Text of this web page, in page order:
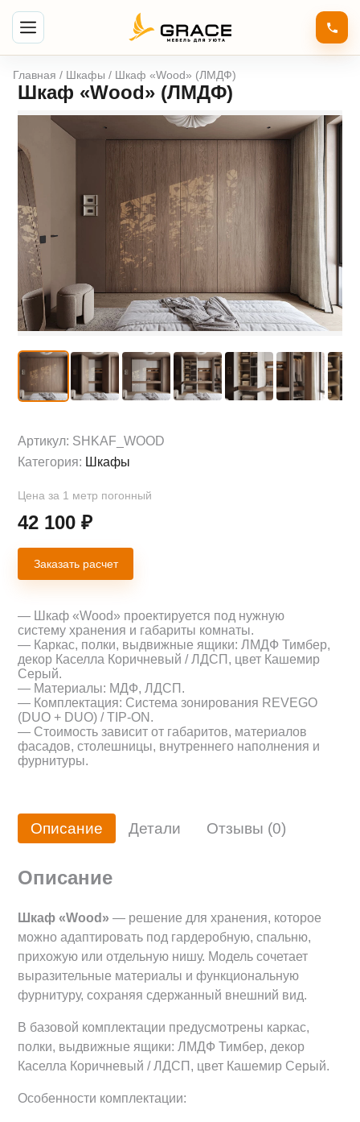
Главная / Шкафы / Шкаф «Wood» (ЛМДФ)
Шкаф «Wood» (ЛМДФ)
Артикул: SHKAF_WOOD
Категория: Шкафы
Цена за 1 метр погонный
42 100₽
Заказать расчет
— Шкаф «Wood» проектируется под нужную
систему хранения и габариты комнаты.
— Каркас, полки, выдвижные ящики: ЛМДФ Тимбер,
декор Каселла Коричневый / ЛДСП, цвет Кашемир
Серый.
— Материалы: МДФ, ЛДСП.
— Комплектация: Система зонирования REVEGO
(DUO + DUO) / TIP-ON.
— Стоимость зависит от габаритов, материалов
фасадов, столешницы, внутреннего наполнения и
фурнитуры.
Описание Детали Отзывы (0)
Описание
Шкаф «Wood» — решение для хранения, которое
можно адаптировать под гардеробную, спальню,
прихожую или отдельную нишу. Модель сочетает
выразительные материалы и функциональную
фурнитуру, сохраняя сдержанный внешний вид.
В базовой комплектации предусмотрены каркас,
полки, выдвижные ящики: ЛМДФ Тимбер, декор
Каселла Коричневый / ЛДСП, цвет Кашемир Серый.
Особенности комплектации: